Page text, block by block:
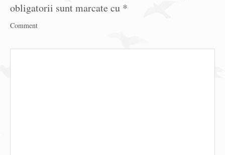
obligatorii sunt marcate cu *
Comment